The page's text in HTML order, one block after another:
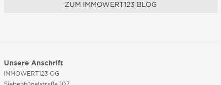
ZUM IMMOWERT123 BLOG
Unsere Anschrift
IMMOWERT123 OG